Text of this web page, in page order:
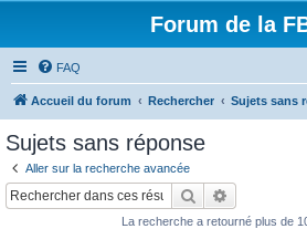
Forum de la
FAQ
Accueil du forum Rechercher Sujets sans
Sujets sans réponse
Aller sur la recherche avancée
Rechercher
La recherche a retourné plus de